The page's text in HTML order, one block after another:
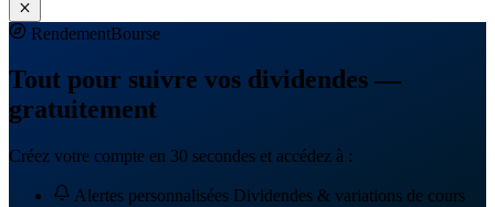
RendementBourse
Tout pour suivre vos dividendes —
gratuitement
Créez votre compte en 30 secondes et accédez à :
Alertes personnalisées Dividendes & variations de cours